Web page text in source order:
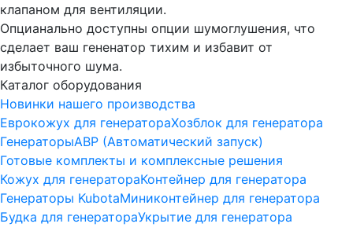
клапаном для вентиляции.
Опцианально доступны опции шумоглушения, что
сделает ваш гененатор тихим и избавит от
избыточного шума.
Каталог оборудования
Новинки нашего производства
Еврокожух для генератораХозблок для генератора
ГенераторыАВР (Автоматический запуск)
Готовые комплекты и комплексные решения
Кожух для генератораКонтейнер для генератора
Генераторы KubotaМиниконтейнер для генератора
Будка для генератораУкрытие для генератора